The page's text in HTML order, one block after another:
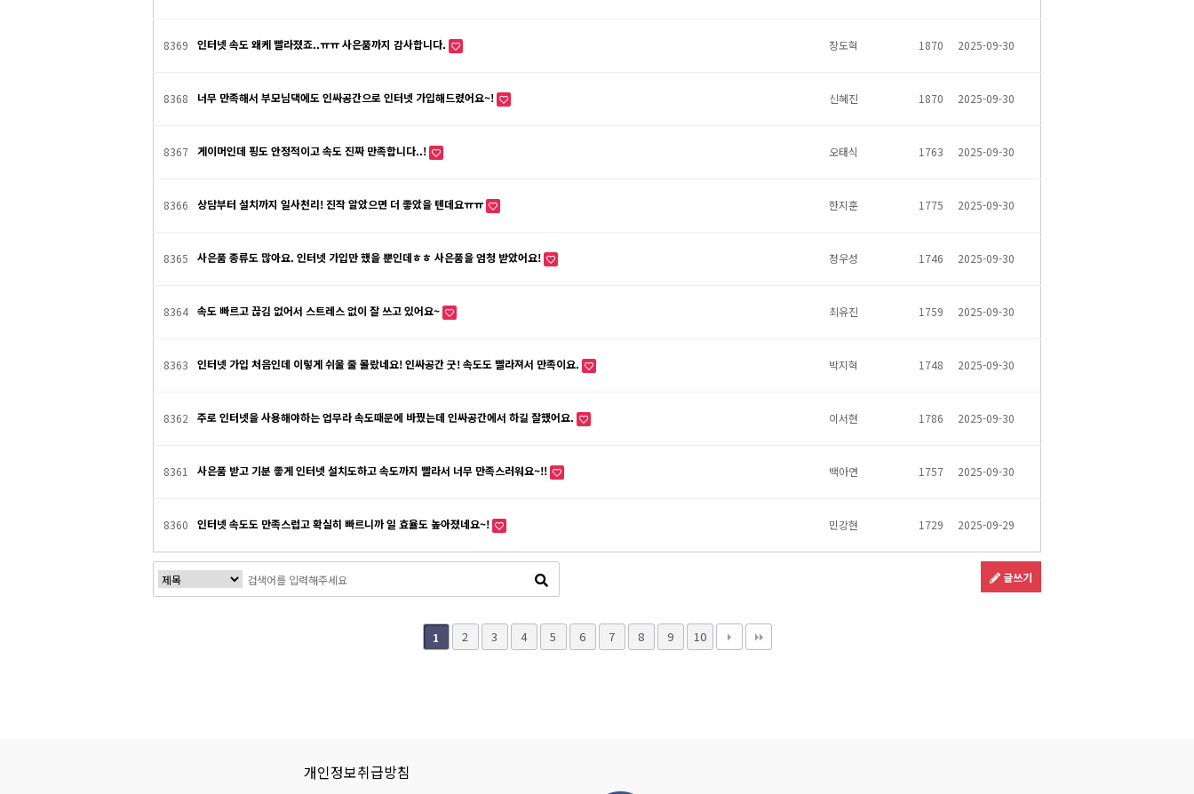
8369 인터넷 속도 왜케 빨라졌죠..ㅠㅠ 사은품까지 감사합니다. 장도혁 1870 2025-09-30
8368 너무 만족해서 부모님댁에도 인싸공간으로 인터넷 가입해드렸어요~! 신혜진 1870 2025-09-30
8367 게이머인데 핑도 안정적이고 속도 진짜 만족합니다..! 오태식 1763 2025-09-30
8366 상담부터 설치까지 일사천리! 진작 알았으면 더 좋았을 텐데요ㅠㅠ 한지훈 1775 2025-09-30
8365 사은품 종류도 많아요. 인터넷 가입만 했을 뿐인데ㅎㅎ 사은품을 엄청 받았어요! 정우성 1746 2025-09-30
8364 속도 빠르고 끊김 없어서 스트레스 없이 잘 쓰고 있어요~ 최유진 1759 2025-09-30
8363 인터넷 가입 처음인데 이렇게 쉬울 줄 몰랐네요! 인싸공간 굿! 속도도 빨라져서 만족이요. 박지혁 1748 2025-09-30
8362 주로 인터넷을 사용해야하는 업무라 속도때문에 바꿨는데 인싸공간에서 하길 잘했어요. 이서현 1786 2025-09-30
8361 사은품 받고 기분 좋게 인터넷 설치도하고 속도까지 빨라서 너무 만족스러워요~!! 백아연 1757 2025-09-30
8360 인터넷 속도도 만족스럽고 확실히 빠르니까 일 효율도 높아졌네요~! 민강현 1729 2025-09-29
글쓰기
1 2 3 4 5 6 7 8 9 10
개인정보취급방침